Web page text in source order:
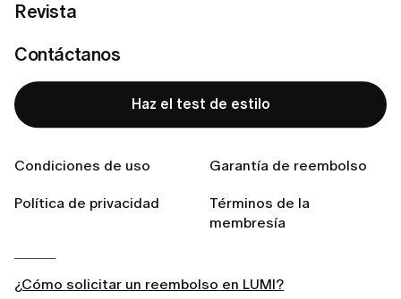
Revista
Contáctanos
Haz el test de estilo
Condiciones de uso Garantía de reembolso
Política de privacidad
Términos de la
membresía
Si ya no deseas continuar, puedes cancelar tu
Desactivar renovación automática
permanecerá activo hasta que finalice el periodo de
facturación actual y no se realizarán más cargos.
Related articles
¿Cómo solicitar un reembolso en LUMI?